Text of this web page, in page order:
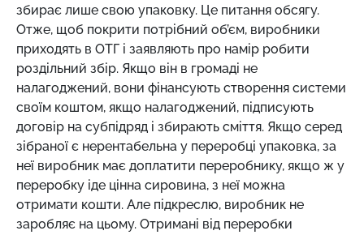
збирає лише свою упаковку. Це питання обсягу.
Отже, щоб покрити потрібний об’єм, виробники
приходять в ОТГ і заявляють про намір робити
роздільний збір. Якщо він в громаді не
налагоджений, вони фінансують створення системи
своїм коштом, якщо налагоджений, підписують
договір на субпідряд і збирають сміття. Якщо серед
зібраної є нерентабельна у переробці упаковка, за
неї виробник має доплатити переробнику, якщо ж у
переробку іде цінна сировина, з неї можна
отримати кошти. Але підкреслю, виробник не
заробляє на цьому. Отримані від переробки